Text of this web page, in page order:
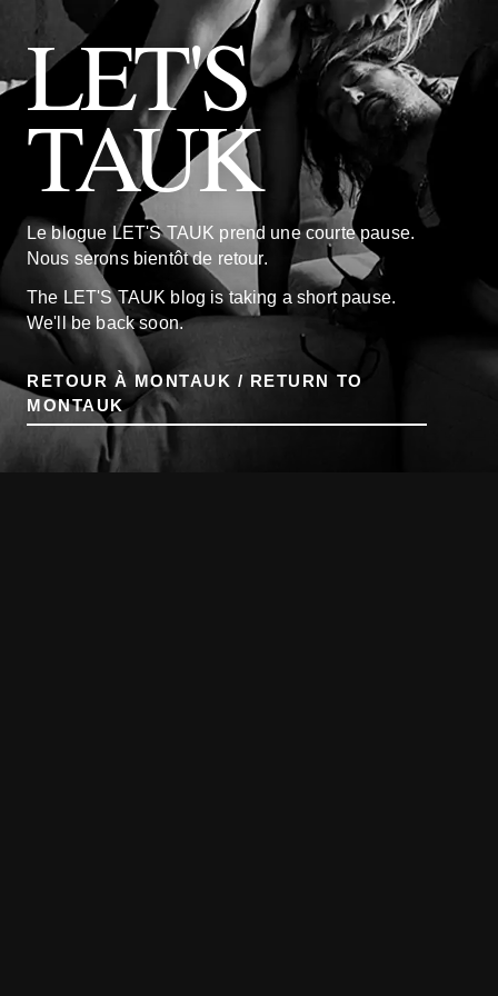
LET'S
TAUK
Le blogue LET'S TAUK prend une courte pause.
Nous serons bientôt de retour.
The LET'S TAUK blog is taking a short pause.
We'll be back soon.
RETOUR À MONTAUK / RETURN TO
MONTAUK